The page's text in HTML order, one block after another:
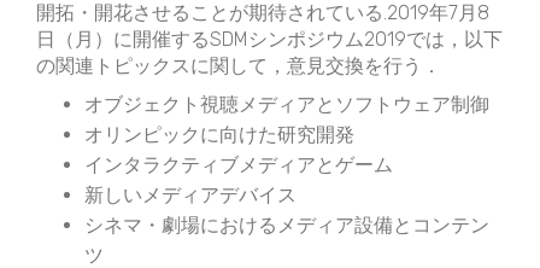
開拓・開花させることが期待されている.2019年7月8
日（月）に開催するSDMシンポジウム2019では，以下
の関連トピックスに関して，意見交換を行う．
オブジェクト視聴メディアとソフトウェア制御
オリンピックに向けた研究開発
インタラクティブメディアとゲーム
新しいメディアデバイス
シネマ・劇場におけるメディア設備とコンテン
ツ